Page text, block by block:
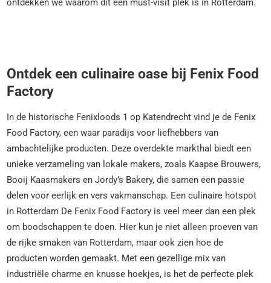
Ontdek een culinaire oase bij Fenix Food
Factory
In de historische Fenixloods 1 op Katendrecht vind je de Fenix
Food Factory, een waar paradijs voor liefhebbers van
ambachtelijke producten. Deze overdekte markthal biedt een
unieke verzameling van lokale makers, zoals Kaapse Brouwers,
Booij Kaasmakers en Jordy’s Bakery, die samen een passie
delen voor eerlijk en vers vakmanschap. Een culinaire hotspot
in Rotterdam De Fenix Food Factory is veel meer dan een plek
om boodschappen te doen. Hier kun je niet alleen proeven van
de rijke smaken van Rotterdam, maar ook zien hoe de
producten worden gemaakt. Met een gezellige mix van
industriële charme en knusse hoekjes, is het de perfecte plek